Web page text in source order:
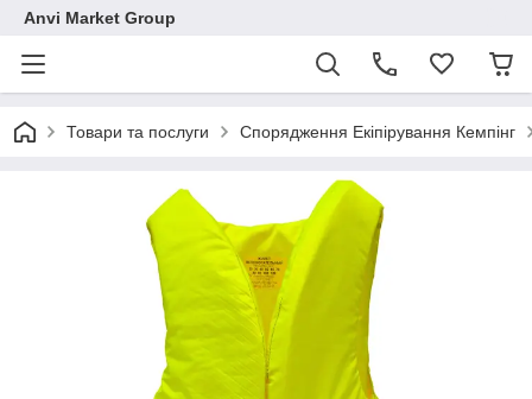
Anvi Market Group
Товари та послуги Спорядження Екіпірування Кемпінг